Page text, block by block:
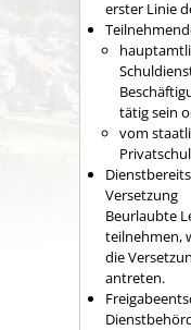
erster Linie
tätig sein
vom
Versetzung
Beurlaubte
teilnehmen,
die
antreten.